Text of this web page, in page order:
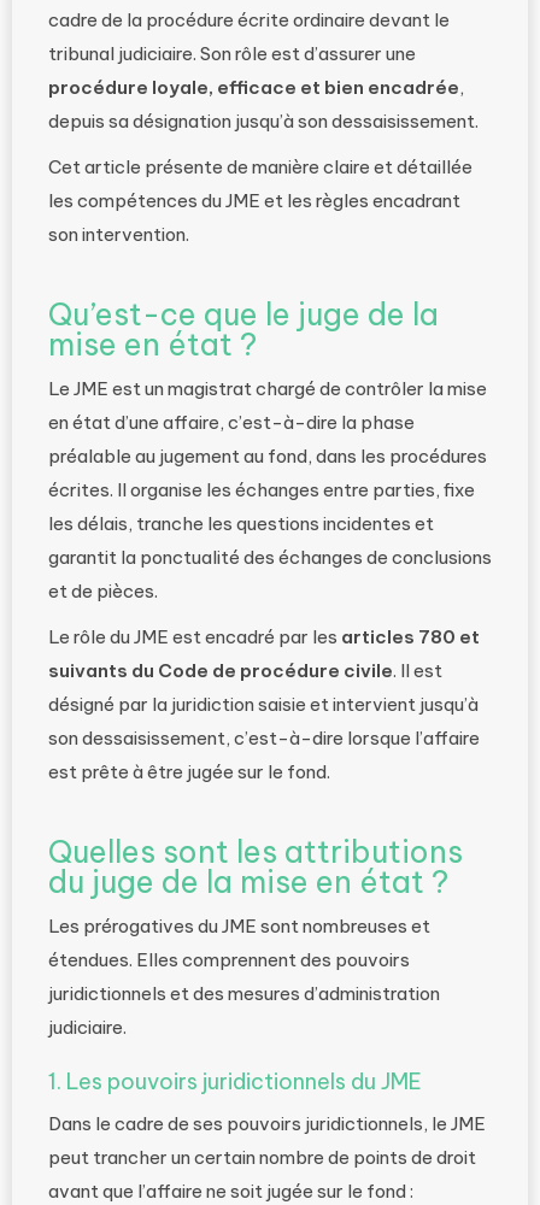
cadre de la procédure écrite ordinaire devant le
tribunal judiciaire. Son rôle est d’assurer une
procédure loyale, efficace et bien encadrée,
depuis sa désignation jusqu’à son dessaisissement.
Cet article présente de manière claire et détaillée
les compétences du JME et les règles encadrant
son intervention.
Qu’est-ce que le juge de la
mise en état ?
Le JME est un magistrat chargé de contrôler la mise
en état d’une affaire, c’est-à-dire la phase
préalable au jugement au fond, dans les procédures
écrites. Il organise les échanges entre parties, fixe
les délais, tranche les questions incidentes et
garantit la ponctualité des échanges de conclusions
et de pièces.
Le rôle du JME est encadré par les articles 780 et
suivants du Code de procédure civile. Il est
désigné par la juridiction saisie et intervient jusqu’à
son dessaisissement, c’est-à-dire lorsque l’affaire
est prête à être jugée sur le fond.
Quelles sont les attributions
du juge de la mise en état ?
Les prérogatives du JME sont nombreuses et
étendues. Elles comprennent des pouvoirs
juridictionnels et des mesures d’administration
judiciaire.
1. Les pouvoirs juridictionnels du JME
Dans le cadre de ses pouvoirs juridictionnels, le JME
peut trancher un certain nombre de points de droit
avant que l’affaire ne soit jugée sur le fond :